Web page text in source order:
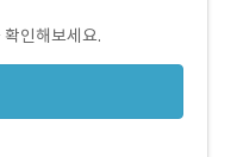
인해보세요.